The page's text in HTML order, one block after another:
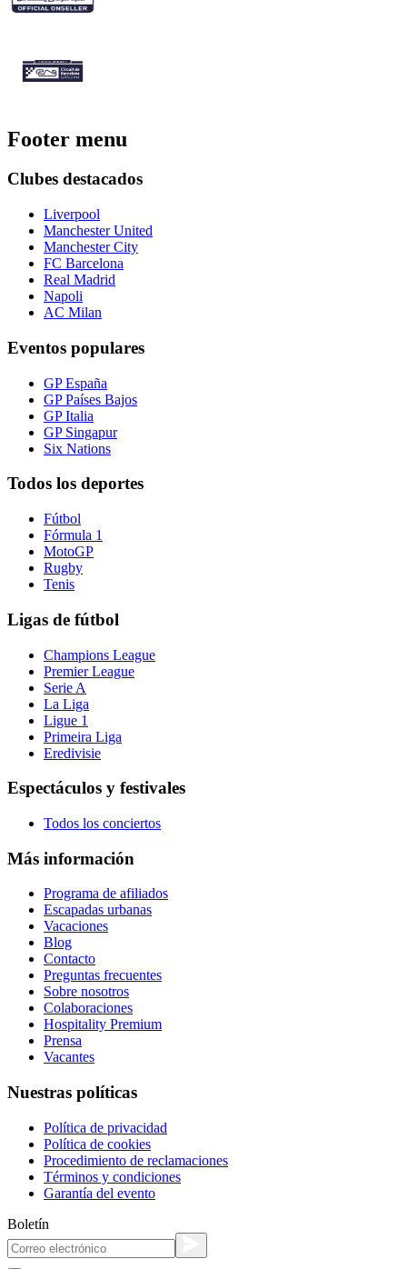
Footer menu
Clubes destacados
Liverpool
Manchester United
Manchester City
FC Barcelona
Real Madrid
Napoli
AC Milan
Eventos populares
GP España
GP Países Bajos
GP Italia
GP Singapur
Six Nations
Todos los deportes
Fútbol
Fórmula 1
MotoGP
Rugby
Tenis
Ligas de fútbol
Champions League
Premier League
Serie A
La Liga
Ligue 1
Primeira Liga
Eredivisie
Espectáculos y festivales
Todos los conciertos
Más información
Programa de afiliados
Escapadas urbanas
Vacaciones
Blog
Contacto
Preguntas frecuentes
Sobre nosotros
Colaboraciones
Hospitality Premium
Prensa
Vacantes
Nuestras políticas
Política de privacidad
Política de cookies
Procedimiento de reclamaciones
Términos y condiciones
Garantía del evento
Boletín